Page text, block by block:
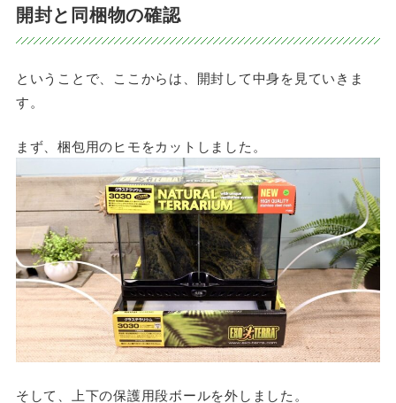
開封と同梱物の確認
ということで、ここからは、開封して中身を見ていきま
す。
まず、梱包用のヒモをカットしました。
そして、上下の保護用段ボールを外しました。